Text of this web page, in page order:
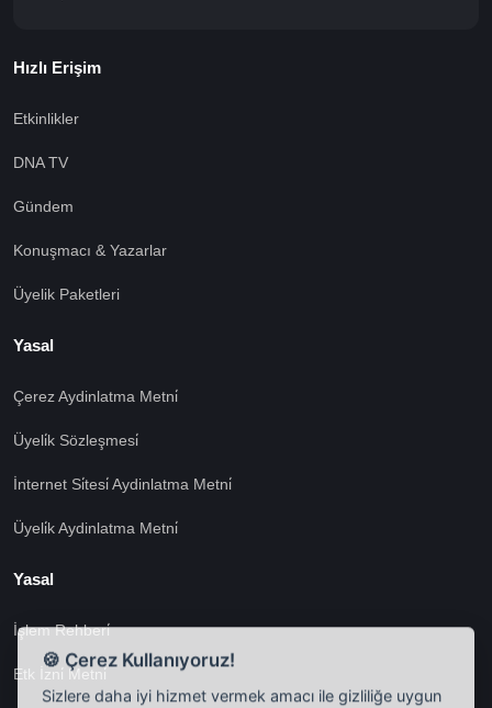
Hızlı Erişim
Etkinlikler
DNA TV
Gündem
Konuşmacı & Yazarlar
Üyelik Paketleri
Yasal
Çerez Aydinlatma Metni̇
Üyeli̇k Sözleşmesi̇
İnternet Si̇tesi̇ Aydinlatma Metni̇
Üyeli̇k Aydinlatma Metni̇
Yasal
İşlem Rehberi̇
Etk İzni̇ Metni̇
🍪 Çerez Kullanıyoruz!
Sizlere daha iyi hizmet vermek amacı ile gizliliğe uygun